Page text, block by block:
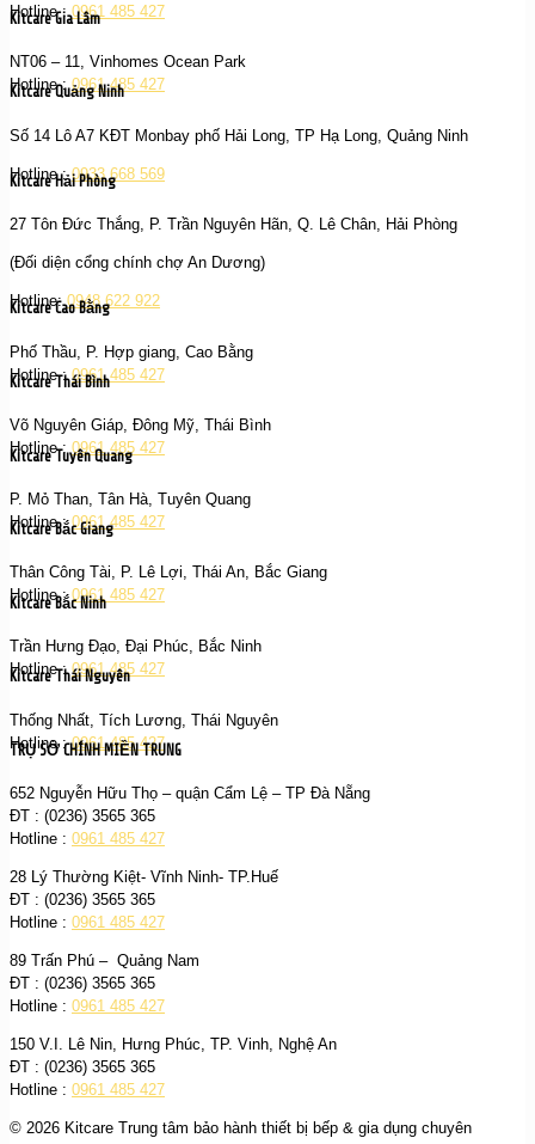
Hotline :0961 485 427
Kitcare Gia Lâm
NT06 – 11, Vinhomes Ocean Park
Hotline :0961 485 427
Kitcare Quảng Ninh
Số 14 Lô A7 KĐT Monbay phố Hải Long, TP Hạ Long, Quảng Ninh
Hotline :0933 668 569
Kitcare Hải Phòng
27 Tôn Đức Thắng, P. Trần Nguyên Hãn, Q. Lê Chân, Hải Phòng
(Đối diện cổng chính chợ An Dương)
Hotline:0948 622 922
Kitcare Cao Bằng
Phố Thầu, P. Hợp giang, Cao Bằng
Hotline :0961 485 427
Kitcare Thái Bình
Võ Nguyên Giáp, Đông Mỹ, Thái Bình
Hotline :0961 485 427
Kitcare Tuyên Quang
P. Mỏ Than, Tân Hà, Tuyên Quang
Hotline :0961 485 427
Kitcare Bắc Giang
Thân Công Tài, P. Lê Lợi, Thái An, Bắc Giang
Hotline :0961 485 427
Kitcare Bắc Ninh
Trần Hưng Đạo, Đại Phúc, Bắc Ninh
Hotline :0961 485 427
Kitcare Thái Nguyên
Thống Nhất, Tích Lương, Thái Nguyên
Hotline :0961 485 427
TRỤ SỞ CHÍNH MIỀN TRUNG
652 Nguyễn Hữu Thọ – quận Cẩm Lệ – TP Đà Nẵng
ĐT : (0236) 3565 365‬
Hotline : 0961 485 427
28 Lý Thường Kiệt- Vĩnh Ninh- TP.Huế
ĐT : (0236) 3565 365‬
Hotline : 0961 485 427
89 Trấn Phú – Quảng Nam
ĐT : (0236) 3565 365‬
Hotline : 0961 485 427
150 V.I. Lê Nin, Hưng Phúc, TP. Vinh, Nghệ An
ĐT : (0236) 3565 365‬
Hotline : 0961 485 427
© 2026 Kitcare Trung tâm bảo hành thiết bị bếp & gia dụng chuyên